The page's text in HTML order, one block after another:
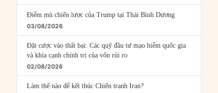
Điểm mù chiến lược của Trump tại Thái Bình Dương
03/08/2026
Đặt cược vào thất bại: Các quỹ đầu tư mạo hiểm quốc gia
và khía cạnh chính trị của vốn rủi ro
02/08/2026
Làm thế nào để kết thúc Chiến tranh Iran?